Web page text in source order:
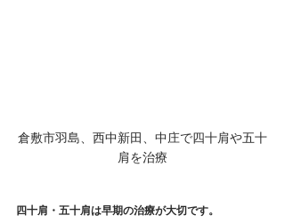
倉敷市羽島、西中新田、中庄で四十肩や五十
肩を治療
四十肩・五十肩は早期の治療が大切です。